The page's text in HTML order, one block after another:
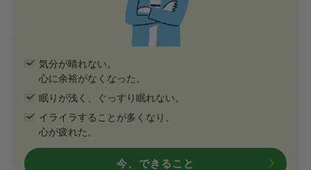
気分が晴れない。
心に余裕がなくなった。
眠りが浅く、ぐっすり眠れない。
イライラすることが多くなり、
心が疲れた。
今、できること